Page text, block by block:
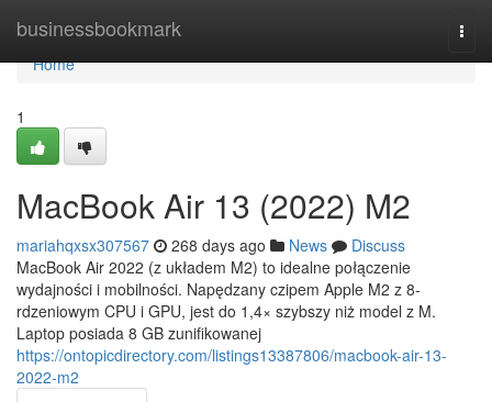
businessbookmark
Home
Home
1
MacBook Air 13 (2022) M2
mariahqxsx307567 268 days ago News
Discuss
MacBook Air 2022 (z układem M2) to idealne połączenie
wydajności i mobilności. Napędzany czipem Apple M2 z 8-
rdzeniowym CPU i GPU, jest do 1,4× szybszy niż model z M.
Laptop posiada 8 GB zunifikowanej
https://ontopicdirectory.com/listings13387806/macbook-air-13-
2022-m2